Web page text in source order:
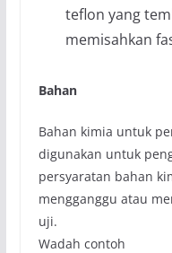
teflon yang
memisahkan
Bahan
Bahan kimia untuk
digunakan untuk
persyaratan bahan
mengganggu atau
uji.
Wadah contoh